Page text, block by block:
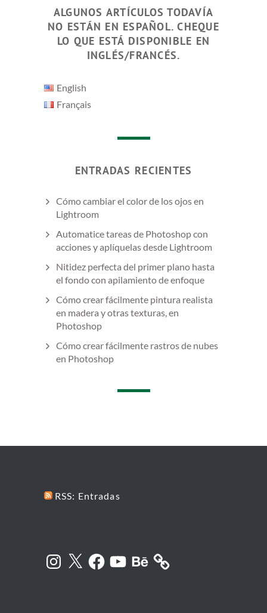
ALGUNOS ARTÍCULOS TODAVÍA
NO ESTÁN EN ESPAÑOL. CHEQUE
LO QUE ESTÁ DISPONIBLE EN
INGLÉS/FRANCÉS.
English
Français
ENTRADAS RECIENTES
Cómo cambiar el color de los ojos en
Lightroom
Automatice tareas de Photoshop con
acciones y aplíquelas desde Lightroom
Nitidez perfecta del primer plano hasta
el fondo con apilamiento de enfoque
Cómo crear fácilmente pintura realista
en madera y otras texturas, en
Photoshop
Cómo crear fácilmente rastros de nubes
en Photoshop
RSS: Entradas
Instagram
X Facebook
YouTubeBehance